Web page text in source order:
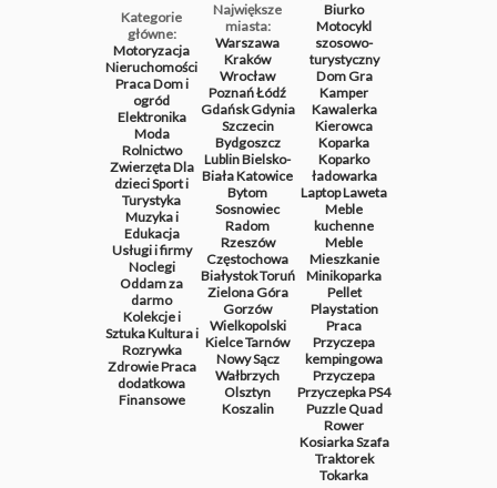
Kategorie
główne:
Motoryzacja
Nieruchomości
PracaDom i
ogród
Elektronika
Moda
Rolnictwo
ZwierzętaDla
dzieciSport i
Turystyka
Muzyka i
Edukacja
Usługi i firmy
Noclegi
Oddam za
darmo
Kolekcje i
SztukaKultura i
Rozrywka
ZdrowiePraca
dodatkowa
Finansowe
Największe
miasta:
Warszawa
Kraków
Wrocław
PoznańŁódź
GdańskGdynia
Szczecin
Bydgoszcz
LublinBielsko-
BiałaKatowice
Bytom
Sosnowiec
Radom
Rzeszów
Częstochowa
BiałystokToruń
Zielona Góra
Gorzów
Wielkopolski
KielceTarnów
Nowy Sącz
Wałbrzych
Olsztyn
Koszalin
Biurko
Motocykl
szosowo-
turystyczny
DomGra
Kamper
Kawalerka
Kierowca
Koparka
Koparko
ładowarka
LaptopLaweta
Meble
kuchenne
Meble
Mieszkanie
Minikoparka
Pellet
Playstation
Praca
Przyczepa
kempingowa
Przyczepa
PrzyczepkaPS4
PuzzleQuad
Rower
KosiarkaSzafa
Traktorek
Tokarka